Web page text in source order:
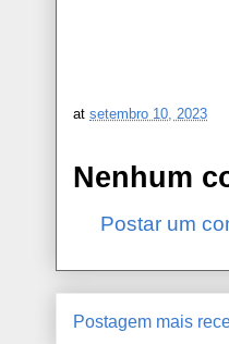
at setembro 10, 2023
Nenhum
Postar um
Postagem mais